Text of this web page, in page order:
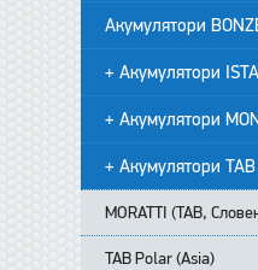
Акумулятори
+ Акумулятори
+ Акумулятори
+ Акумулятори TAB
MORATTI (TAB,
TAB Polar (Asia)